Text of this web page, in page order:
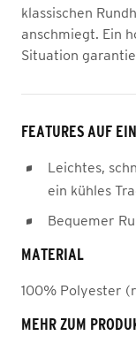
klassischen
anschmiegt. Ein
Situation
FEATURES AUF
Leichtes,
ein kühles
Bequemer
MATERIAL
100% Polyester
MEHR ZUM